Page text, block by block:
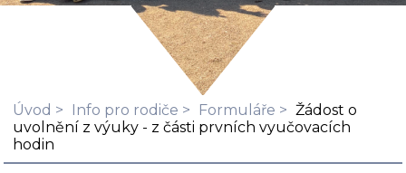
Úvod Info pro rodiče Formuláře
Žádost o
uvolnění z výuky - z části prvních vyučovacích
hodin